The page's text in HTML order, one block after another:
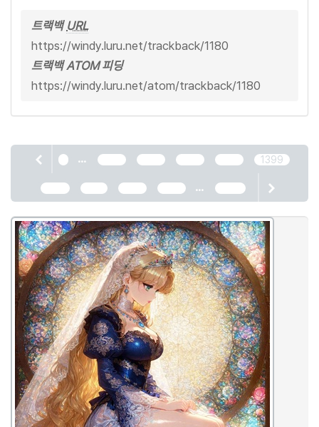
트랙백 URL
https://windy.luru.net/trackback/1180
트랙백 ATOM 피딩
https://windy.luru.net/atom/trackback/1180
... 1399
...